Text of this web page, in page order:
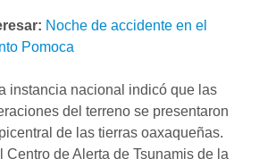
Noche de accidente en el
Pomoca
instancia nacional indicó que las
del terreno se presentaron
de las tierras oaxaqueñas.
Centro de Alerta de Tsunamis de la